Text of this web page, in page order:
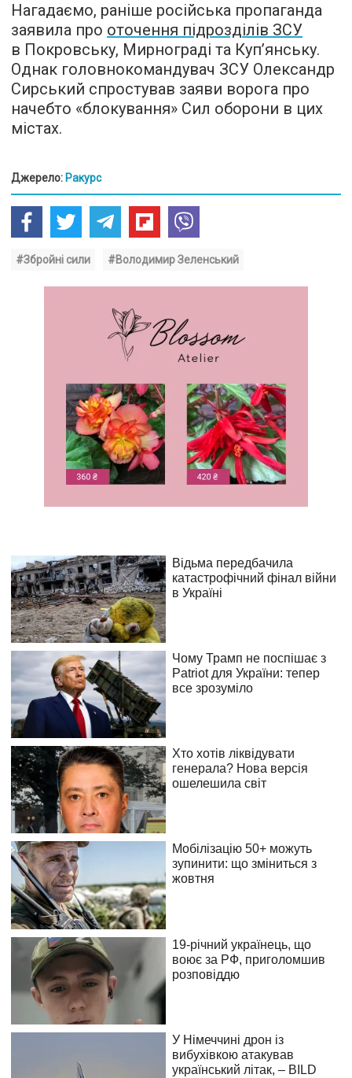
Нагадаємо, раніше російська пропаганда
заявила про оточення підрозділів ЗСУ
в Покровську, Мирнограді та Куп’янську.
Однак головнокомандувач ЗСУ Олександр
Сирський спростував заяви ворога про
начебто «блокування» Сил оборони в цих
містах.
Джерело: Ракурс
#Збройні сили #Володимир Зеленський